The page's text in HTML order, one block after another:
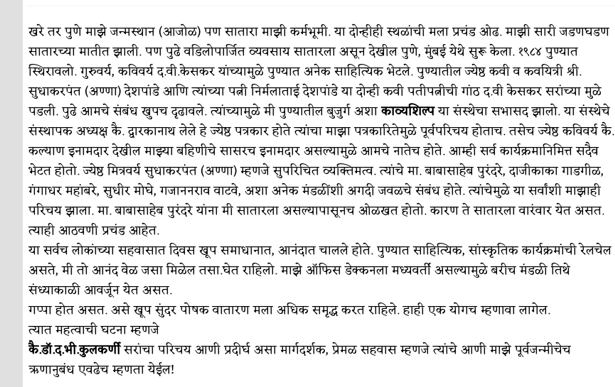
पाटलाची विहीर कविता-गझल-चारोळी-वात्रटिका
शपथ कविता-गझल-चारोळी-वात्रटिका
पुस्तके बदलायची आहेत तुम्हाला! कविता-गझल-चारोळी-वात्रटिका
किती घोषणांचा पाऊस होता कविता-गझल-चारोळी-वात्रटिका
कसं हुईन तं हू माय… परिचय आणि परिक्षणे
काळजाचे प्रेत कविता-गझल-चारोळी-वात्रटिका
चमकदार चांदी अर्थ-वाणिज्य
आदिवासींचा डॉक्टर, समाजसेवेचा ध्यास : डॉ. राहुल जोशी
डेंग्यू: ताप उतरला म्हणजे धोका टळला असे नाही! आरोग्य
४ जुलै – इतिहासात घडलेल्या महत्त्वाच्या घटना
सुवर्ण – झळाळी
‘अर्थ’पूर्ण हास्य अर्थ-वाणिज्य
अष्टपैलू : खंडू रांगणेकर
खरे तर पुणे माझे जन्मस्थान (आजोळ) पण सातारा माझी कर्मभूमी. या दोन्हीही स्थळांची मला प्रचंड ओढ. माझी सारी जडणघडण
सातारच्या मातीत झाली. पण पुढे वडिलोपार्जित व्यवसाय सातारला असून देखील पुणे, मुंबई येथे सुरू केला. १९८४ पुण्यात
स्थिरावलो. गुरुवर्य, कविवर्य द.वी.केसकर यांच्यामुळे पुण्यात अनेक साहित्यिक भेटले. पुण्यातील ज्येष्ठ कवी व कवयित्री श्री.
सुधाकरपंत (अण्णा) देशपांडे आणि त्यांच्या पत्नी निर्मलाताई देशपांडे या दोन्ही कवी पतीपत्नीची गांठ द.वी केसकर सरांच्या मुळे
पडली. पुढे आमचे संबंध खुपच दृढावले. त्यांच्यामुळे मी पुण्यातील बुजुर्ग अशाकाव्यशिल्पया संस्थेचा सभासद झालो. या संस्थेचे
संस्थापक अध्यक्ष कै. द्वारकानाथ लेले हे ज्येष्ठ पत्रकार होते त्यांचा माझा पत्रकारितेमुळे पूर्वपरिचय होताच. तसेच ज्येष्ठ कविवर्य कै.
कल्याण इनामदार देखील माझ्या बहिणीचे सासरच इनामदार असल्यामुळे आमचे नातेच होते. आम्ही सर्व कार्यक्रमानिमित्त सदैव
भेटत होतो. ज्येष्ठ मित्रवर्य सुधाकरपंत (अण्णा) म्हणजे सुपरिचित व्यक्तिमत्व. त्यांचे मा. बाबासाहेब पुरंदरे, दाजीकाका गाडगीळ,
गंगाधर महांबरे, सुधीर मोघे, गजाननराव वाटवे, अशा अनेक मंडळींशी अगदी जवळचे संबंध होते. त्यांचेमुळे या सर्वांशी माझाही
परिचय झाला. मा. बाबासाहेब पुरंदरे यांना मी सातारला असल्यापासूनच ओळखत होतो. कारण ते सातारला वारंवार येत असत.
त्याही आठवणी प्रचंड आहेत.
या सर्वच लोकांच्या सहवासात दिवस खूप समाधानात, आनंदात चालले होते. पुण्यात साहित्यिक, सांस्कृतिक कार्यक्रमांची रेलचेल
असते, मी तो आनंद वेळ जसा मिळेल तसा.घेत राहिलो. माझे ऑफिस डेक्कनला मध्यवर्ती असल्यामुळे बरीच मंडळी तिथे
संध्याकाळी आवर्जून येत असत.
गप्पा होत असत. असे खूप सुंदर पोषक वातारण मला अधिक समृद्ध करत राहिले. हाही एक योगच म्हणावा लागेल.
त्यात महत्वाची घटना म्हणजे
कै.डॉ.द.भी.कुलकर्णीसरांचा परिचय आणी प्रदीर्घ असा मार्गदर्शक, प्रेमळ सहवास म्हणजे त्यांचे आणी माझे पूर्वजन्मीचेच
ऋणानुबंध एवढेच म्हणता येईल!